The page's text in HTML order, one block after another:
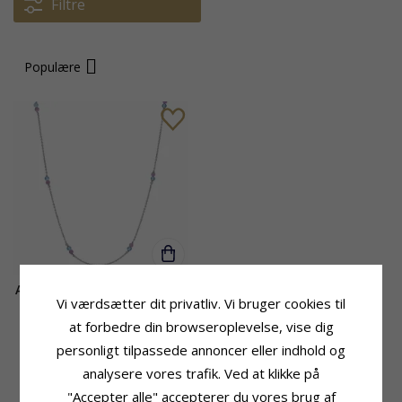
Filtre
Populære
Aagaard halskæde i sølv lilla
ametyst blå kvarts
CHANTI pris 470,-
Vi værdsætter dit privatliv. Vi bruger cookies til
at forbedre din browseroplevelse, vise dig
personligt tilpassede annoncer eller indhold og
analysere vores trafik. Ved at klikke på
"Accepter alle" accepterer du vores brug af